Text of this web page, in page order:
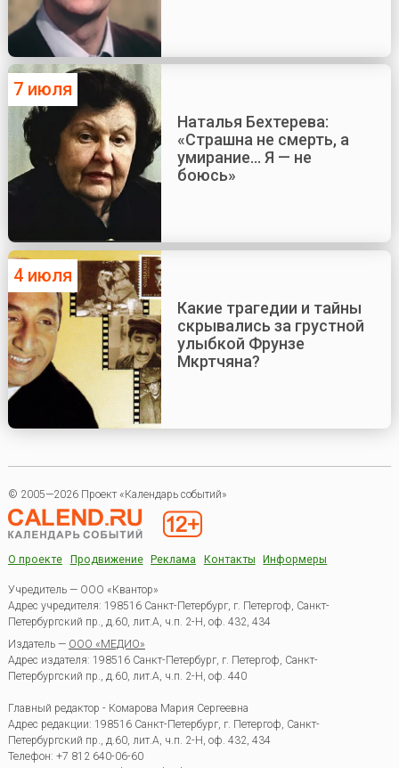
7 июля
Наталья Бехтерева:
«Страшна не смерть, а
умирание... Я — не
боюсь»
4 июля
Какие трагедии и тайны
скрывались за грустной
улыбкой Фрунзе
Мкртчяна?
© 2005—2026 Проект «Календарь событий»
О проекте Продвижение Реклама Контакты Информеры
Учредитель — ООО «Квантор»
Адрес учредителя: 198516 Санкт-Петербург, г. Петергоф, Санкт-
Петербургский пр., д.60, лит.А, ч.п. 2-Н, оф. 432, 434
Издатель — ООО «МЕДИО»
Адрес издателя: 198516 Санкт-Петербург, г. Петергоф, Санкт-
Петербургский пр., д.60, лит.А, ч.п. 2-Н, оф. 440
Главный редактор - Комарова Мария Сергеевна
Адрес редакции: 198516 Санкт-Петербург, г. Петергоф, Санкт-
Петербургский пр., д.60, лит.А, ч.п. 2-Н, оф. 432, 434
Телефон: +7 812 640-06-60